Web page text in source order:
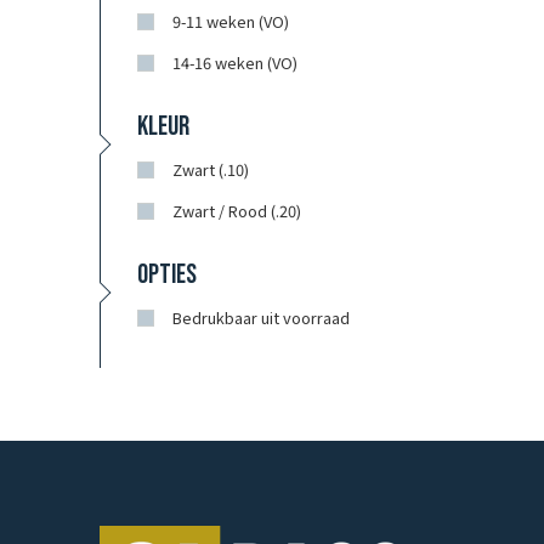
9-11 weken (VO)
14-16 weken (VO)
KLEUR
Zwart (.10)
Zwart / Rood (.20)
OPTIES
Bedrukbaar uit voorraad